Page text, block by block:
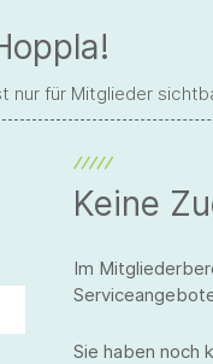
nur für Mitglieder
Keine
Im
Sie haben noch